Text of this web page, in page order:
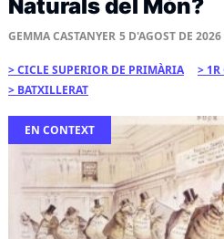
Naturals del Món?
GEMMA CASTANYER 5 D'AGOST DE 2026
CICLE SUPERIOR DE PRIMÀRIA 1R
BATXILLERAT
EN CONTEXT